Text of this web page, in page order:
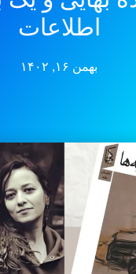
اطلاعات
بهمن ۱۶, ۱۴۰۲